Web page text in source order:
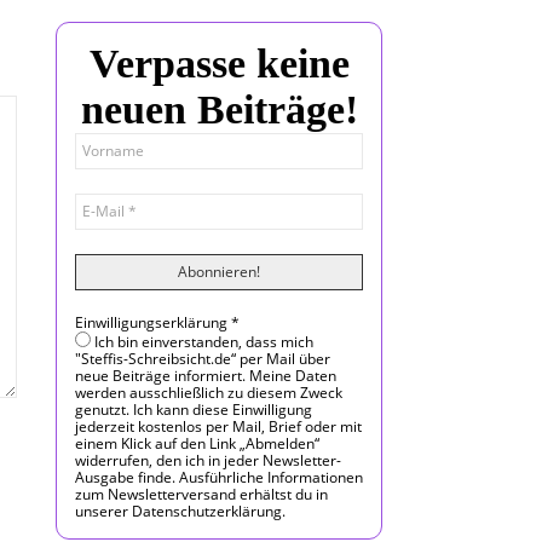
Verpasse keine
neuen Beiträge!
Einwilligungserklärung*
Ich bin einverstanden, dass mich
"Steffis-Schreibsicht.de“ per Mail über
neue Beiträge informiert. Meine Daten
werden ausschließlich zu diesem Zweck
genutzt. Ich kann diese Einwilligung
jederzeit kostenlos per Mail, Brief oder mit
einem Klick auf den Link „Abmelden“
widerrufen, den ich in jeder Newsletter-
Ausgabe finde. Ausführliche Informationen
zum Newsletterversand erhältst du in
unserer Datenschutzerklärung.